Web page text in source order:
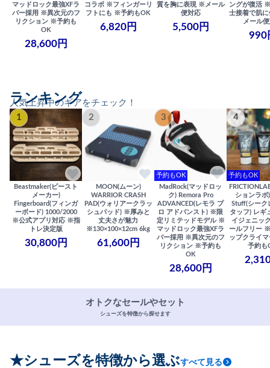
マッドロック最強XFラ
バー採用 ※異次元のフ
リクション ※予約も
OK
28,600円
コラボ ※フィンガーリ
フトにも ※予約もOK
6,820円
質を胸に表現 ※メール
便対応
5,500円
ングが復活
士接着で肌
メール
990
人気上昇中のギアをチェック！
ランキング
1
Beastmaker(ビースト
メーカー)
Fingerboard(フィンガ
ーボード) 1000/2000
※公式アプリ対応 ※指
トレ決定版
30,800円
2
MOON(ムーン)
WARRIOR CRASH
PAD(ウォリアークラッ
シュパッド) ※厚みと
丈夫さが魅力
※130×100×12cm 6kg
61,600円
3
予約もOK
MadRock(マッドロッ
ク) Remora Pro
ADVANCED(レモラ プ
ロ アドバンスト) ※限
定リミテッドモデル ※
マッドロック最強XFラ
バー採用 ※異次元のフ
リクション ※予約も
OK
28,600円
4
予約もOK
ションラボ
Stuff(シーク
タッフ) レギ
イジェニッ
ールフリー
ップクライ
予約も
オトクなセールやセット
シューズを特徴から探せます
★シューズを特徴から選ぶすべて見る